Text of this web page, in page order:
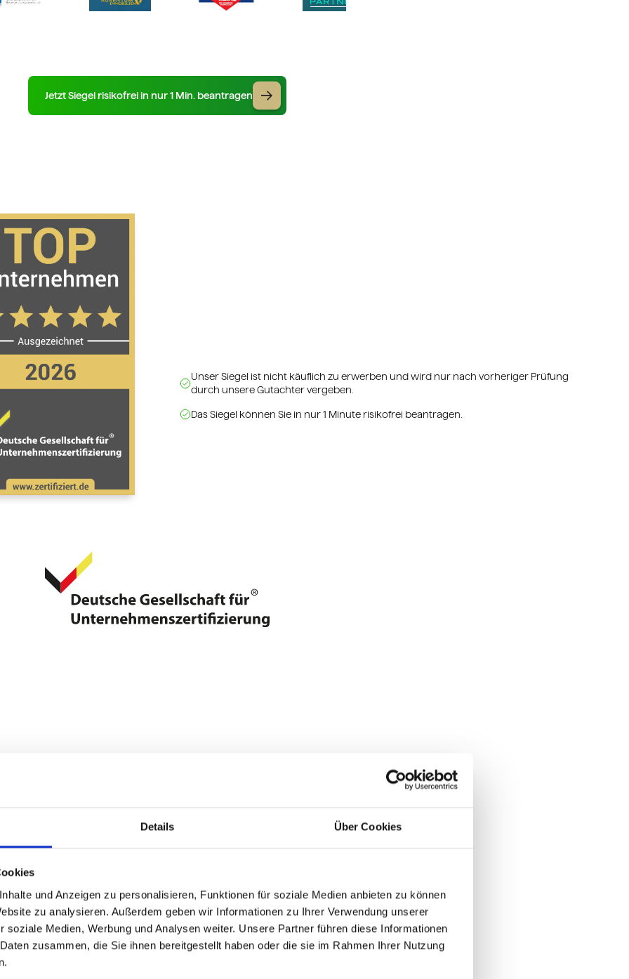
Details Über Cookies
und Anzeigen zu personalisieren, Funktionen für soziale Medien anbieten zu können
zu analysieren. Außerdem geben wir Informationen zu Ihrer Verwendung unserer
soziale Medien, Werbung und Analysen weiter. Unsere Partner führen diese Informationen
zusammen, die Sie ihnen bereitgestellt haben oder die sie im Rahmen Ihrer Nutzung
Jetzt Siegel risikofrei in nur 1 Min. beantragen
Unser Siegel ist nicht käuflich zu erwerben und wird nur nach vorheriger Prüfung
durch unsere Gutachter vergeben.
Das Siegel können Sie in nur 1 Minute risikofrei beantragen.